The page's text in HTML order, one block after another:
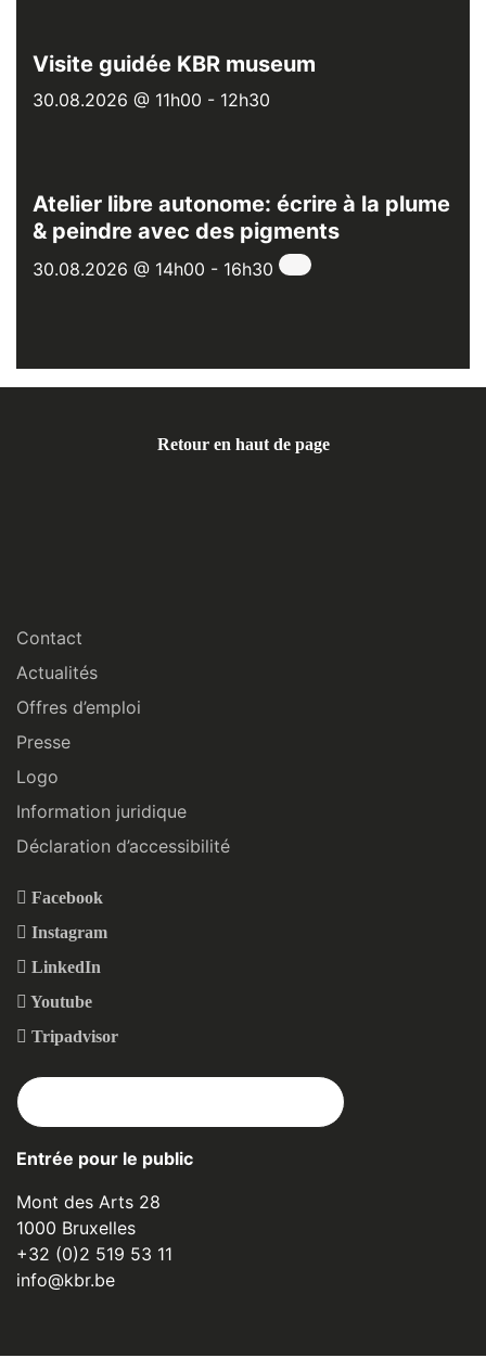
Visite guidée KBR museum
30.08.2026 @ 11h00 - 12h30
Atelier libre autonome: écrire à la plume
& peindre avec des pigments
30.08.2026 @ 14h00 - 16h30
Retour en haut de page
Contact
Actualités
Offres d’emploi
Presse
Logo
Information juridique
Déclaration d’accessibilité
Facebook
Instagram
LinkedIn
Youtube
Tripadvisor
Entrée pour le public
Mont des Arts 28
1000 Bruxelles
+32 (0)2 519 53 11
info@kbr.be